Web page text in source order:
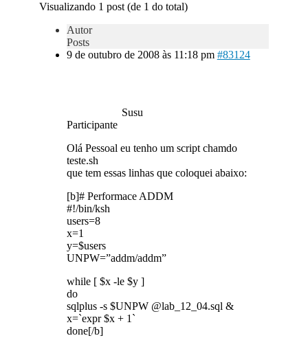
Visualizando 1 post (de 1 do total)
Autor
Posts
9 de outubro de 2008 às 11:18 pm #83124
Susu
Participante
Olá Pessoal eu tenho um script chamdo
teste.sh
que tem essas linhas que coloquei abaixo:
[b]# Performace ADDM
#!/bin/ksh
users=8
x=1
y=$users
UNPW=”addm/addm”
while [ $x -le $y ]
do
sqlplus -s $UNPW @lab_12_04.sql &
x=`expr $x + 1`
done[/b]